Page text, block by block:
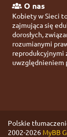
O nas
Kobiety w Sieci
zajmująca się
dorosłych,
rozumianymi
reprodukcyjnymi
uwzględnieniem
Polskie
2002-2026 MyBB